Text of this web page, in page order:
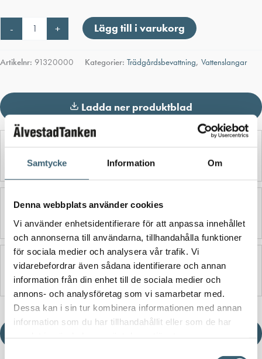
Samtycke Information Om
Denna webbplats använder cookies
Vi använder enhetsidentifierare för att anpassa innehållet
och annonserna till användarna, tillhandahålla funktioner
för sociala medier och analysera vår trafik. Vi
vidarebefordrar även sådana identifierare och annan
information från din enhet till de sociala medier och
annons- och analysföretag som vi samarbetar med.
Dessa kan i sin tur kombinera informationen med annan
information som du har tillhandahållit eller som de har
-
vattenslang
1/2"
meter
mängd
+ Lägg till i varukorg
Artikelnr: 91320000 Kategorier: Trädgårdsbevattning, Vattenslangar
Ladda ner produktblad
Detaljerad beskrivning
Ytterligare information
Produktblad